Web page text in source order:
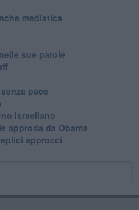
mediatica
sue parole
pace
israeliano
approda da Obama
approcci